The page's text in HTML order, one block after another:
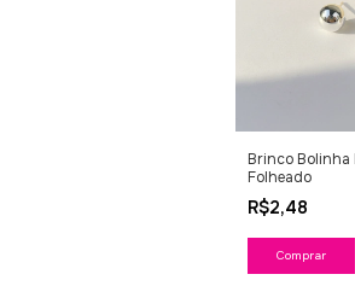
Brinco Bolinha
Folheado
R$2,48
Comprar